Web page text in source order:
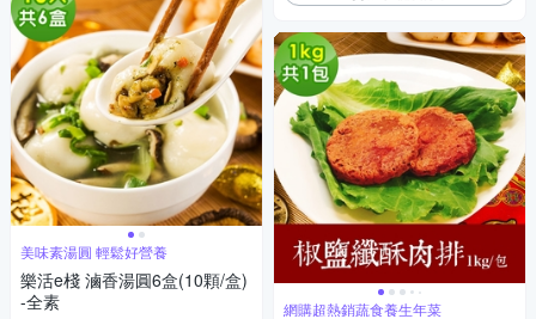
美味素湯圓 輕鬆好營養
樂活e棧 滷香湯圓6盒(10顆/盒)
-全素
網購超熱銷蔬食養生年菜